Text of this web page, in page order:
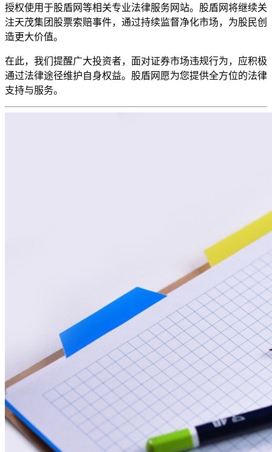
授权使用于股盾网等相关专业法律服务网站。股盾网将继续关
注天茂集团股票索赔事件，通过持续监督净化市场，为股民创
造更大价值。
在此，我们提醒广大投资者，面对证券市场违规行为，应积极
通过法律途径维护自身权益。股盾网愿为您提供全方位的法律
支持与服务。